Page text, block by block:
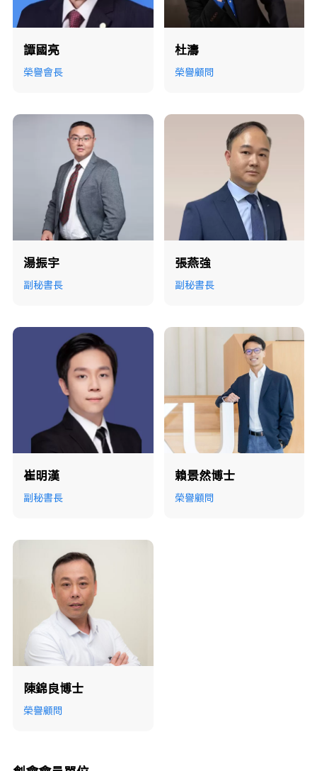
譚國亮
榮譽會長
杜濤
榮譽顧問
湯振宇
副秘書長
張燕強
副秘書長
崔明漢
副秘書長
賴景然博士
榮譽顧問
陳錦良博士
榮譽顧問